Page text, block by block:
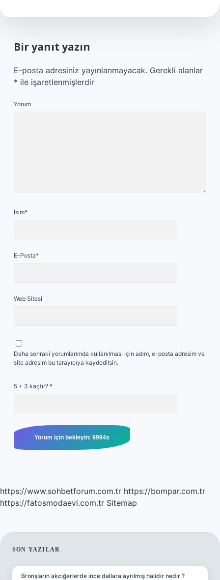
Bir yanıt yazın
E-posta adresiniz yayınlanmayacak. Gerekli alanlar
* ile işaretlenmişlerdir
Yorum
İsim*
E-Posta*
Web Sitesi
Daha sonraki yorumlarımda kullanılması için adım, e-posta adresim ve
site adresim bu tarayıcıya kaydedilsin.
5 + 3 kaçtır? *
https://www.sohbetforum.com.tr https://bompar.com.tr
https://fatosmodaevi.com.tr Sitemap
SIDEBAR
SON YAZILAR
Bronşların akciğerlerde ince dallara ayrılmış halidir nedir ?